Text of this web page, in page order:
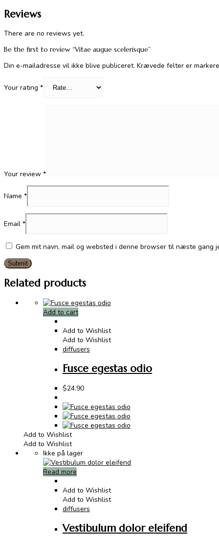
Reviews
There are no reviews yet.
Be the first to review “Vitae augue scelerisque”
Din e-mailadresse vil ikke blive publiceret. Krævede felter er
Your rating *
Your review *
Name *
Email *
Gem mit navn, mail og websted i denne browser til næste gang
Related products
Add to cart
Add to Wishlist
Add to Wishlist
diffusers
Fusce egestas odio
$24.90
Add to Wishlist
Add to Wishlist
Ikke på lager
Read more
Add to Wishlist
Add to Wishlist
diffusers
Vestibulum dolor eleifend